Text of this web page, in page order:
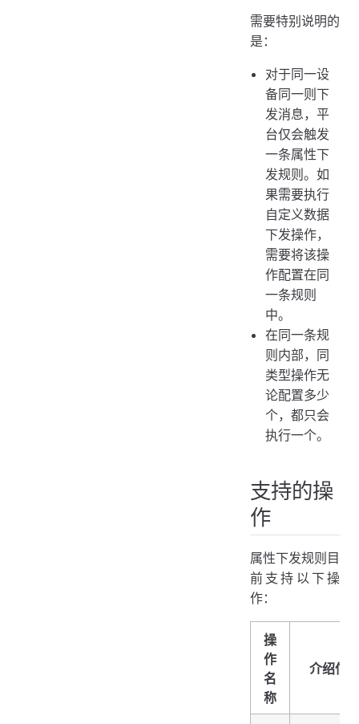
需要特别说明的
是：
对于同一设
备同一则下
发消息，平
台仅会触发
一条属性下
发规则。如
果需要执行
自定义数据
下发操作，
需要将该操
作配置在同
一条规则
中。
在同一条规
则内部，同
类型操作无
论配置多少
个，都只会
执行一个。
支持的操
作
属性下发规则目
前支持以下操
作：
操
作
名
称
介绍信